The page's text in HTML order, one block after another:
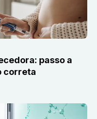
passo a
correta